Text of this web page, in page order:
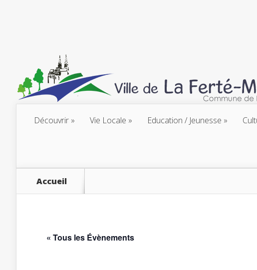
Découvrir Vie Locale Education / Jeunesse
Accueil
« Tous les Évènements